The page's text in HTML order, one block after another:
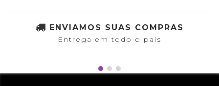
ENVIAMOS SUAS COMPRAS
Entrega em todo o país